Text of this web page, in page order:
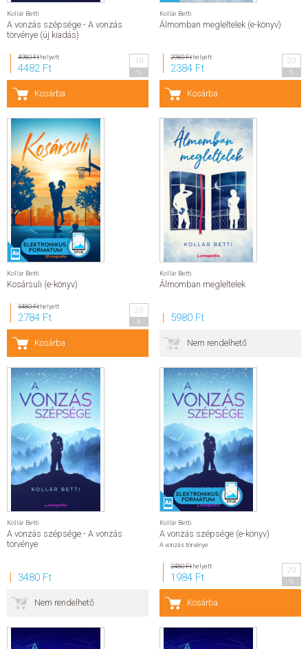
Kollár Betti
A vonzás szépsége - A vonzás
törvénye (új kiadás)
4980 Fthelyett
4482 Ft
10
Kosárba
Kollár Betti
Álmomban megleltelek (e-könyv)
2980 Fthelyett
2384 Ft
20
Kosárba
Kollár Betti
Kosársuli (e-könyv)
3480 Fthelyett
2784 Ft
20
Kosárba
Kollár Betti
Álmomban megleltelek
5980 Ft
Nem rendelhető
Kollár Betti
A vonzás szépsége - A vonzás
törvénye
3480 Ft
Nem rendelhető
Kollár Betti
A vonzás szépsége (e-könyv)
A vonzás törvénye
2480 Fthelyett
1984 Ft
20
Kosárba